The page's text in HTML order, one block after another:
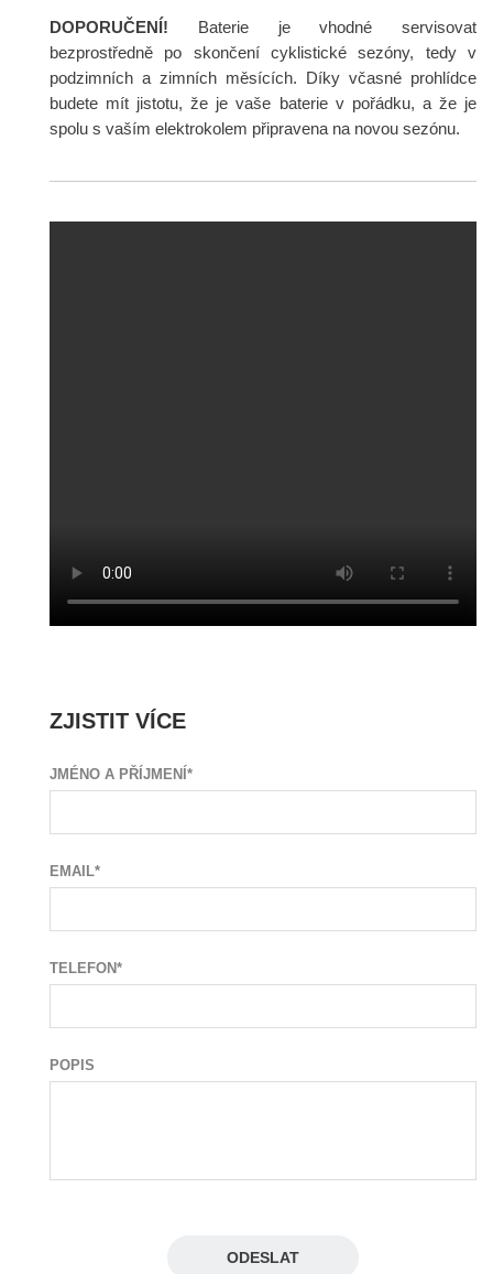
DOPORUČENÍ! Baterie je vhodné servisovat
bezprostředně po skončení cyklistické sezóny, tedy v
podzimních a zimních měsících. Díky včasné prohlídce
budete mít jistotu, že je vaše baterie v pořádku, a že je
spolu s vaším elektrokolem připravena na novou sezónu.
ZJISTIT VÍCE
JMÉNO A PŘÍJMENÍ*
EMAIL*
TELEFON*
POPIS
ODESLAT